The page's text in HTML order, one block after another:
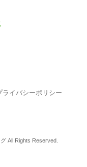
ライバシーポリシー
All Rights Reserved.